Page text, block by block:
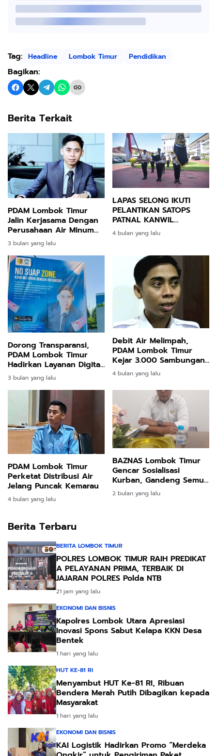
Tag: Headline Lombok Timur Pendidikan
Bagikan:
Berita Terkait
PDAM Lombok Timur
Jalin Kerjasama Dengan
Perusahaan Air Minum
Cleo
3 bulan yang lalu
LAPAS SELONG IKUTI
PELANTIKAN SATOPS
PATNAL KANWIL
DITJENPAS NTB
4 bulan yang lalu
Dorong Transparansi,
PDAM Lombok Timur
Hadirkan Layanan Digital
Berbasis Barcode
3 bulan yang lalu
Debit Air Melimpah,
PDAM Lombok Timur
Kejar 3.000 Sambungan
Baru
4 bulan yang lalu
PDAM Lombok Timur
Perketat Distribusi Air
Jelang Puncak Kemarau
4 bulan yang lalu
BAZNAS Lombok Timur
Gencar Sosialisasi
Kurban, Gandeng Semua
Pihak Menuju Target
Nasional Rp130 Miliar
2 bulan yang lalu
Berita Terbaru
BERITA LOMBOK TIMUR
POLRES LOMBOK TIMUR RAIH PREDIKAT
A PELAYANAN PRIMA, TERBAIK DI
JAJARAN POLRES Polda NTB
21 jam yang lalu
EKONOMI DAN BISNIS
Kapolres Lombok Utara Apresiasi
Inovasi Spons Sabut Kelapa KKN Desa
Bentek
1 hari yang lalu
HUT KE-81 RI
Menyambut HUT Ke-81 RI, Ribuan
Bendera Merah Putih Dibagikan kepada
Masyarakat
1 hari yang lalu
EKONOMI DAN BISNIS
KAI Logistik Hadirkan Promo “Merdeka